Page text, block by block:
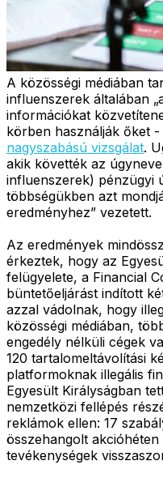
A közösségi médiában
influenszerek általában
információkat
körben használják őket -
nagyszabású vizsgálat.
akik követték az
influenszerek) pénzügyi
többségükben azt
eredményhez” vezetett.
Az eredmények
érkeztek, hogy az
felügyelete, a Financial
büntetőeljárást indított
azzal vádolnak, hogy
közösségi médiában,
engedély nélküli cégek
120 tartalomeltávolítási
platformoknak illegális
Egyesült Királyságban
nemzetközi fellépés
reklámok ellen: 17
összehangolt
tevékenységek